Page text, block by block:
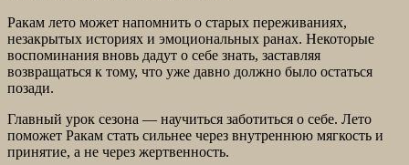
Ракам лето может напомнить о старых переживаниях,
незакрытых историях и эмоциональных ранах. Некоторые
воспоминания вновь дадут о себе знать, заставляя
возвращаться к тому, что уже давно должно было остаться
позади.
Главный урок сезона — научиться заботиться о себе. Лето
поможет Ракам стать сильнее через внутреннюю мягкость и
принятие, а не через жертвенность.